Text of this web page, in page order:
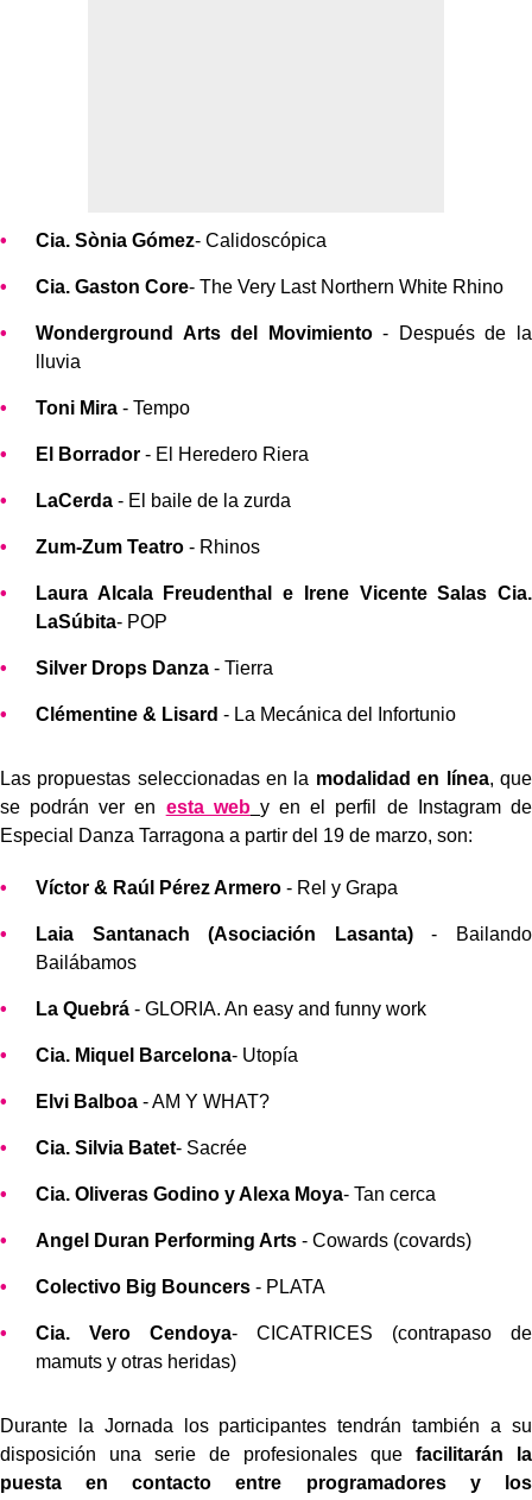
Cia. Sònia Gómez- Calidoscópica
Cia. Gaston Core- The Very Last Northern White Rhino
Wonderground Arts del Movimiento- Después de la
lluvia
Toni Mira - Tempo
El Borrador - El Heredero Riera
LaCerda - El baile de la zurda
Zum-Zum Teatro - Rhinos
Laura Alcala Freudenthal e Irene Vicente Salas Cia.
LaSúbita- POP
Silver Drops Danza - Tierra
Clémentine & Lisard - La Mecánica del Infortunio
Las propuestas seleccionadas en la modalidad en línea, que
se podrán ver en esta web y en el perfil de Instagram de
Especial Danza Tarragona a partir del 19 de marzo, son:
Víctor & Raúl Pérez Armero - Rel y Grapa
Laia Santanach (Asociación Lasanta)- Bailando
Bailábamos
La Quebrá - GLORIA. An easy and funny work
Cia. Miquel Barcelona- Utopía
Elvi Balboa - AM Y WHAT?
Cia. Silvia Batet- Sacrée
Cia. Oliveras Godino y Alexa Moya- Tan cerca
Angel Duran Performing Arts - Cowards (covards)
Colectivo Big Bouncers - PLATA
Cia. Vero Cendoya- CICATRICES (contrapaso de
mamuts y otras heridas)
Durante la Jornada los participantes tendrán también a su
disposición una serie de profesionales que facilitarán la
puesta en contacto entre programadores y los